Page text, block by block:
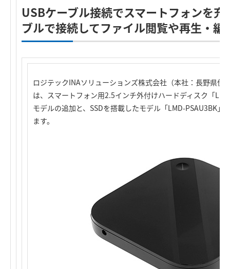
USBケーブル接続でスマートフォンを
ブルで接続してファイル閲覧や再生・編
ロジテックINAソリューションズ株式会社（本社：長野県伊
は、スマートフォン用2.5インチ外付けハードディスク「
モデルの追加と、SSDを搭載したモデル「LMD-PSAU3BK」
ます。